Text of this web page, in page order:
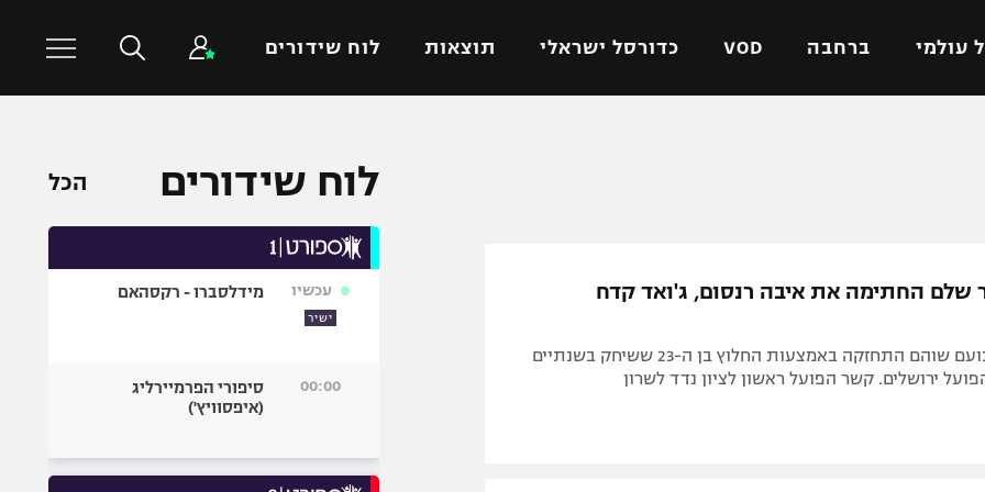
עולמי ברחבה VOD כדורסל ישראלי תוצאות לוח שידורים
ישראל
ליגה איטלקית
מכבי תל אביב
הפועל ירושלים
כדורסל עולמי
כדורעף
ספורט אולימפי
היאבקות WWE
שלם החתימה את איבה רנסום, ג'ואד קדח
הקבוצה של נועם שוהם התחזקה באמצעות החלוץ בן ה-23 ששיחק בשנתיים
ירושלים. קשר הפועל ראשון לציון נדד לשרון
לוח שידורים הכל
עכשיו
ישיר
מידלסברו - רקסהאם
00:00
סיפורי הפרמיירליג
(איפסוויץ')